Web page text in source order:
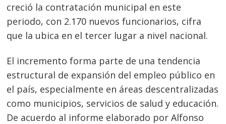
creció la contratación municipal en este
periodo, con 2.170 nuevos funcionarios, cifra
que la ubica en el tercer lugar a nivel nacional.
El incremento forma parte de una tendencia
estructural de expansión del empleo público en
el país, especialmente en áreas descentralizadas
como municipios, servicios de salud y educación.
De acuerdo al informe elaborado por Alfonso